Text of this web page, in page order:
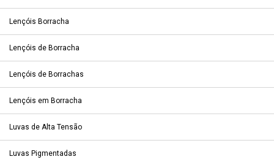
Lençóis Borracha
Lençóis de Borracha
Lençóis de Borrachas
Lençóis em Borracha
Luvas de Alta Tensão
Luvas Pigmentadas